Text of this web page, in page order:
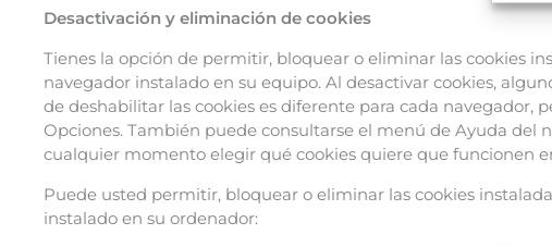
Desactivación y eliminación de cookies
Tienes la opción de permitir, bloquear o eliminar las cookies
navegador instalado en su equipo. Al desactivar cookies,
de deshabilitar las cookies es diferente para cada
Opciones. También puede consultarse el menú de Ayuda del
cualquier momento elegir qué cookies quiere que funcionen
Puede usted permitir, bloquear o eliminar las cookies
instalado en su ordenador: